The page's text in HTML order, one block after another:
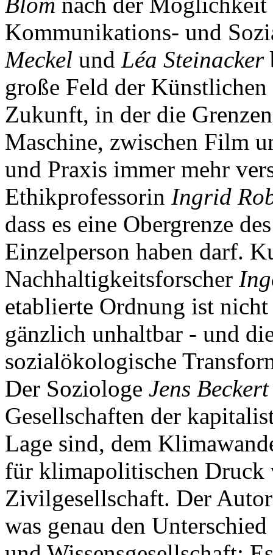
Kommunikations- und
Meckel und Léa Steinacker
große Feld der
Zukunft, in der die
Maschine, zwischen Film
und Praxis immer mehr
Ethikprofessorin Ingrid
dass es eine Obergrenze
Einzelperson haben darf.
Nachhaltigkeitsforscher
etablierte Ordnung ist
gänzlich unhaltbar - und
sozialökologische
Der Soziologe Jens Beckert
Gesellschaften der
Lage sind, dem
für klimapolitischen Druck
Zivilgesellschaft. Der
was genau den